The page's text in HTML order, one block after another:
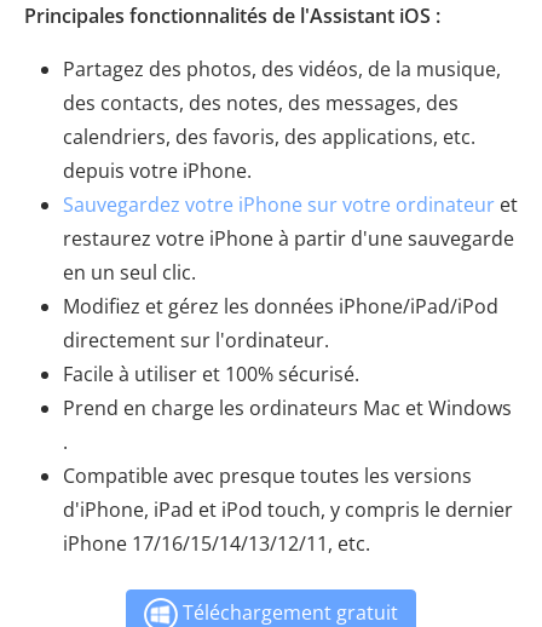
Principales fonctionnalités de l'Assistant iOS :
Partagez des photos, des vidéos, de la musique,
des contacts, des notes, des messages, des
calendriers, des favoris, des applications, etc.
depuis votre iPhone.
Sauvegardez votre iPhone sur votre ordinateur et
restaurez votre iPhone à partir d'une sauvegarde
en un seul clic.
Modifiez et gérez les données iPhone/iPad/iPod
directement sur l'ordinateur.
Facile à utiliser et 100% sécurisé.
Prend en charge les ordinateurs Mac et Windows
.
Compatible avec presque toutes les versions
d'iPhone, iPad et iPod touch, y compris le dernier
iPhone 17/16/15/14/13/12/11, etc.
Téléchargement gratuit